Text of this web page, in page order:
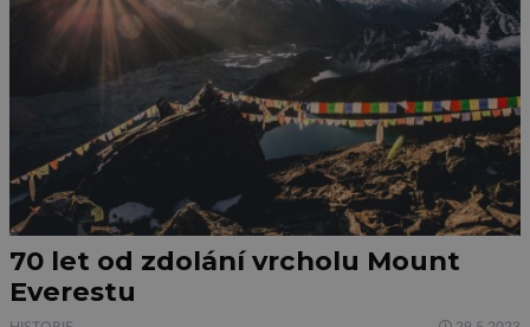
70 let od zdolání vrcholu Mount
Everestu